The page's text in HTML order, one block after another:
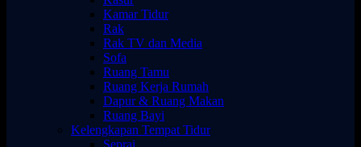
Kamar Tidur
Rak
Rak TV dan Media
Sofa
Ruang Tamu
Ruang Kerja Rumah
Dapur & Ruang Makan
Ruang Bayi
Kelengkapan Tempat Tidur
Seprai